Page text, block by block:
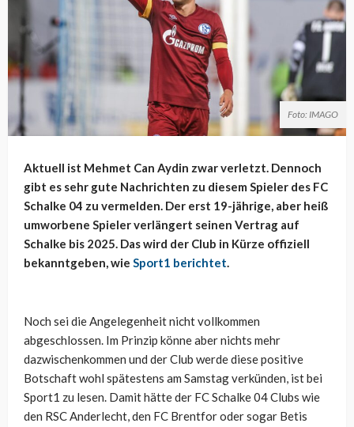
Foto: IMAGO
Aktuell ist Mehmet Can Aydin zwar verletzt. Dennoch
gibt es sehr gute Nachrichten zu diesem Spieler des FC
Schalke 04 zu vermelden. Der erst 19-jährige, aber heiß
umworbene Spieler verlängert seinen Vertrag auf
Schalke bis 2025. Das wird der Club in Kürze offiziell
bekanntgeben, wie Sport1 berichtet.
Noch sei die Angelegenheit nicht vollkommen
abgeschlossen. Im Prinzip könne aber nichts mehr
dazwischenkommen und der Club werde diese positive
Botschaft wohl spätestens am Samstag verkünden, ist bei
Sport1 zu lesen. Damit hätte der FC Schalke 04 Clubs wie
den RSC Anderlecht, den FC Brentfor oder sogar Betis